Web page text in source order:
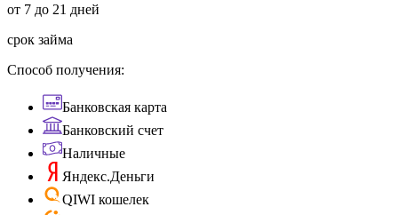
от 7 до 21 дней
срок займа
Способ получения:
Банковская карта
Банковский счет
Наличные
Яндекс.Деньги
QIWI кошелек